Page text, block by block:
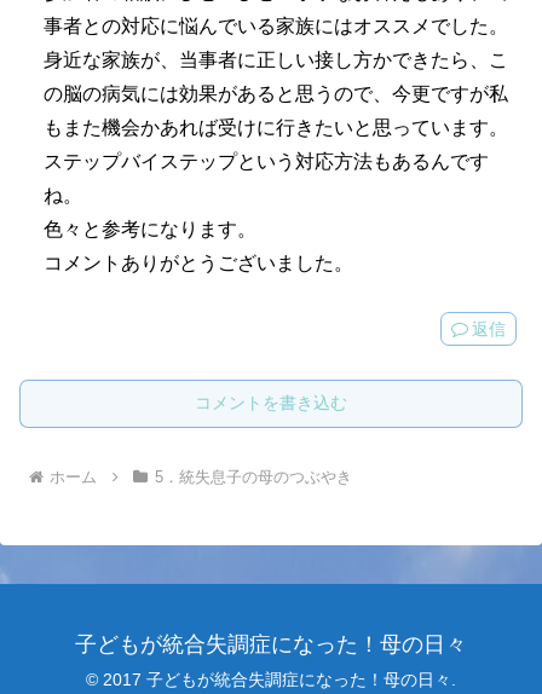
事者との対応に悩んでいる家族にはオススメでした。
身近な家族が、当事者に正しい接し方かできたら、こ
の脳の病気には効果があると思うので、今更ですが私
もまた機会かあれば受けに行きたいと思っています。
ステップバイステップという対応方法もあるんです
ね。
色々と参考になります。
コメントありがとうございました。
返信
コメントを書き込む
ホーム 5．統失息子の母のつぶやき
子どもが統合失調症になった！母の日々
© 2017 子どもが統合失調症になった！母の日々.